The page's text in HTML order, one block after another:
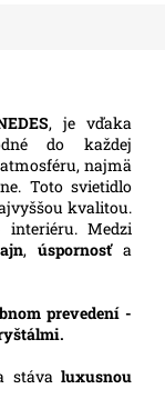
, je vďaka
do každej
najmä
Toto svietidlo
kvalitou.
interiéru. Medzi
, úspornosťa
prevedení -
stáva luxusnou